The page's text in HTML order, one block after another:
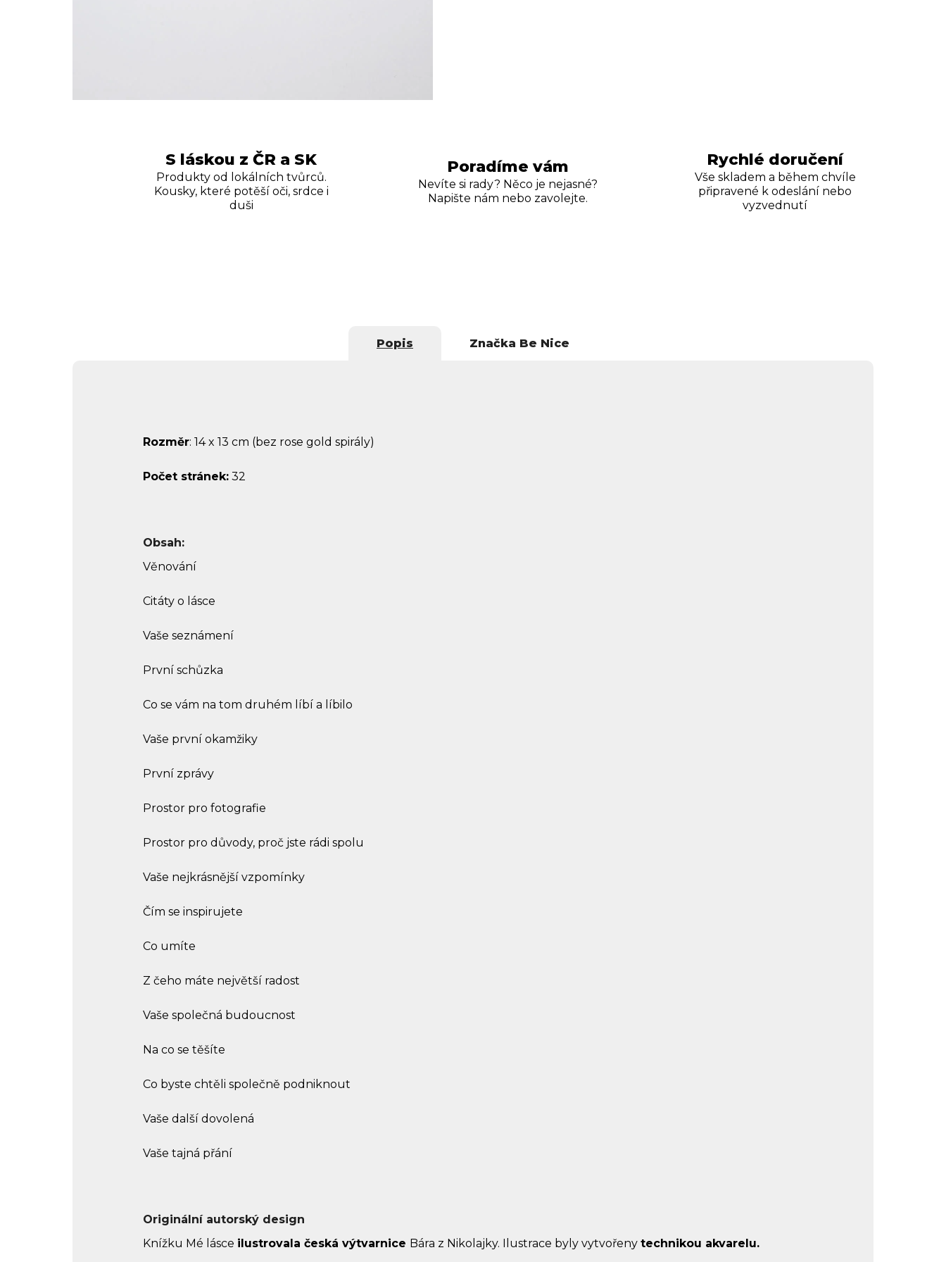
S láskou z ČR a SK
Produkty od lokálních tvůrců.
Kousky, které potěší oči, srdce i
duši
Poradíme vám
Nevíte si rady? Něco je nejasné?
Napište nám nebo zavolejte.
Rychlé doručení
Vše skladem a během chvíle
připravené k odeslání nebo
vyzvednutí
Popis Značka Be Nice
Rozměr: 14 x 13 cm (bez rose gold spirály)
Počet stránek: 32
Obsah:
Věnování
Citáty o lásce
Vaše seznámení
První schůzka
Co se vám na tom druhém líbí a líbilo
Vaše první okamžiky
První zprávy
Prostor pro fotografie
Prostor pro důvody, proč jste rádi spolu
Vaše nejkrásnější vzpomínky
Čím se inspirujete
Co umíte
Z čeho máte největší radost
Vaše společná budoucnost
Na co se těšíte
Co byste chtěli společně podniknout
Vaše další dovolená
Vaše tajná přání
Originální autorský design
Knížku Mé lásce ilustrovala česká výtvarnice Bára z Nikolajky. Ilustrace byly vytvořeny technikou akvarelu.